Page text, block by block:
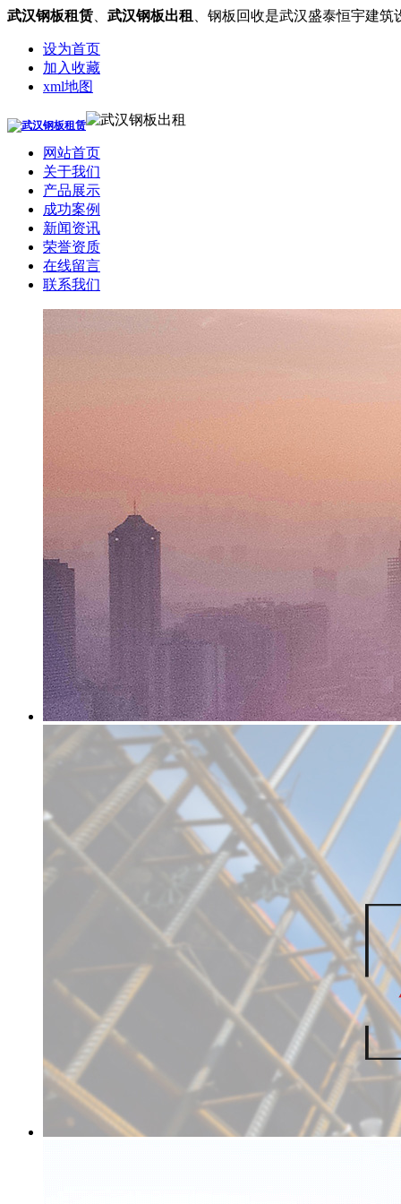
武汉钢板租赁 武汉钢板出租 、钢板回收是武汉盛泰恒宇建
设为首页
加入收藏
xml地图
网站首页
关于我们
产品展示
成功案例
新闻资讯
荣誉资质
在线留言
联系我们